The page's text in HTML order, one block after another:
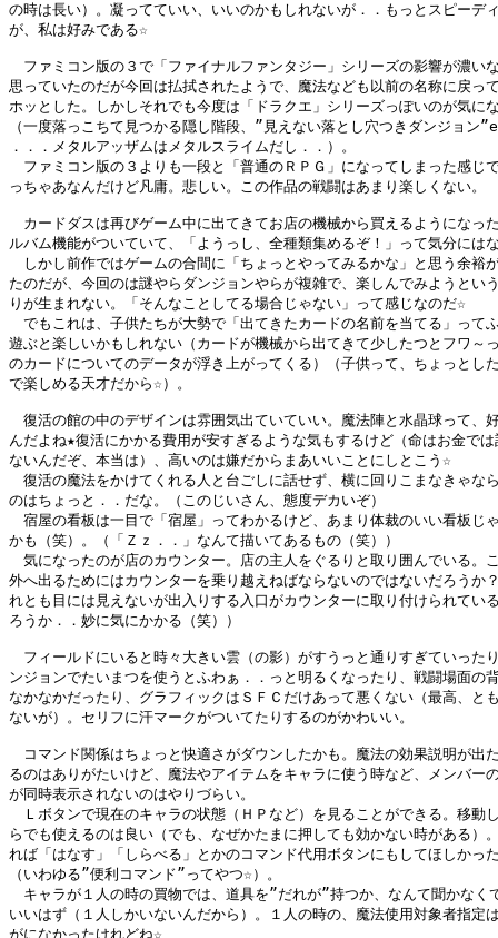
の時は長い）。凝ってていい、いいのかもしれないが．．もっとスピーデ
が、私は好みである☆
ファミコン版の３で「ファイナルファンタジー」シリーズの影響が濃い
思っていたのだが今回は払拭されたようで、魔法なども以前の名称に戻っ
ホッとした。しかしそれでも今度は「ドラクエ」シリーズっぽいのが気に
（一度落っこちて見つかる隠し階段、”見えない落とし穴つきダンジョン
．．．メタルアッザムはメタルスライムだし．．）。
ファミコン版の３よりも一段と「普通のＲＰＧ」になってしまった感じ
っちゃあなんだけど凡庸。悲しい。この作品の戦闘はあまり楽しくない。
カードダスは再びゲーム中に出てきてお店の機械から買えるようになっ
ルバム機能がついていて、「ようっし、全種類集めるぞ！」って気分には
しかし前作ではゲームの合間に「ちょっとやってみるかな」と思う余裕
たのだが、今回のは謎やらダンジョンやらが複雑で、楽しんでみようとい
りが生まれない。「そんなことしてる場合じゃない」って感じなのだ☆
でもこれは、子供たちが大勢で「出てきたカードの名前を当てる」って
遊ぶと楽しいかもしれない（カードが機械から出てきて少したつとフワ～
のカードについてのデータが浮き上がってくる）（子供って、ちょっとし
で楽しめる天才だから☆）。
復活の館の中のデザインは雰囲気出ていていい。魔法陣と水晶球って、
んだよね★復活にかかる費用が安すぎるような気もするけど（命はお金では
ないんだぞ、本当は）、高いのは嫌だからまあいいことにしとこう☆
復活の魔法をかけてくれる人と台ごしに話せず、横に回りこまなきゃな
のはちょっと．．だな。（このじいさん、態度デカいぞ）
宿屋の看板は一目で「宿屋」ってわかるけど、あまり体裁のいい看板じ
かも（笑）。（「Ｚｚ．．」なんて描いてあるもの（笑））
気になったのが店のカウンター。店の主人をぐるりと取り囲んでいる。
外へ出るためにはカウンターを乗り越えねばならないのではないだろうか
れとも目には見えないが出入りする入口がカウンターに取り付けられてい
ろうか．．妙に気にかかる（笑））
フィールドにいると時々大きい雲（の影）がすうっと通りすぎていった
ンジョンでたいまつを使うとふわぁ．．っと明るくなったり、戦闘場面の
なかなかだったり、グラフィックはＳＦＣだけあって悪くない（最高、と
ないが）。セリフに汗マークがついてたりするのがかわいい。
コマンド関係はちょっと快適さがダウンしたかも。魔法の効果説明が出
るのはありがたいけど、魔法やアイテムをキャラに使う時など、メンバー
が同時表示されないのはやりづらい。
Ｌボタンで現在のキャラの状態（ＨＰなど）を見ることができる。移動
らでも使えるのは良い（でも、なぜかたまに押しても効かない時がある）
れば「はなす」「しらべる」とかのコマンド代用ボタンにもしてほしかっ
（いわゆる”便利コマンド”ってやつ☆）。
キャラが１人の時の買物では、道具を”だれが”持つか、なんて聞かなく
いいはず（１人しかいないんだから）。１人の時の、魔法使用対象者指定
がになかったけれどね☆